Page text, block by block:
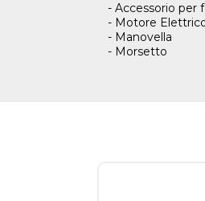
- Accessorio per
- Motore
- Manovella
- Morsetto